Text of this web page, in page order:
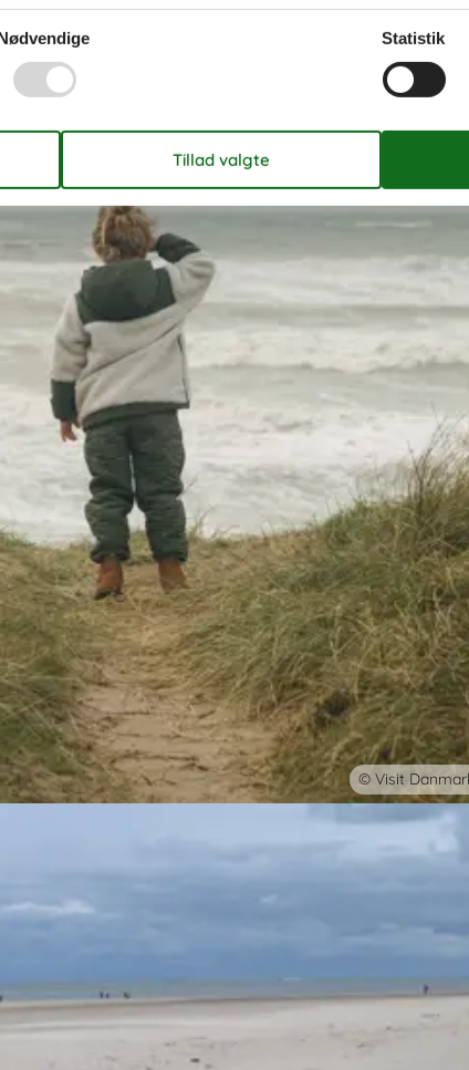
© Visit
sommerhuset
et sommerhus som base kan du opleve ruten i dit eget
Statistik